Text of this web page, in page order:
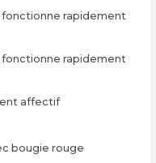
fonctionne rapidement
fonctionne rapidement
affectif
bougie rouge